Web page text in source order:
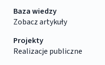
Baza wiedzy
Zobacz artykuły
Projekty
Realizacje publiczne